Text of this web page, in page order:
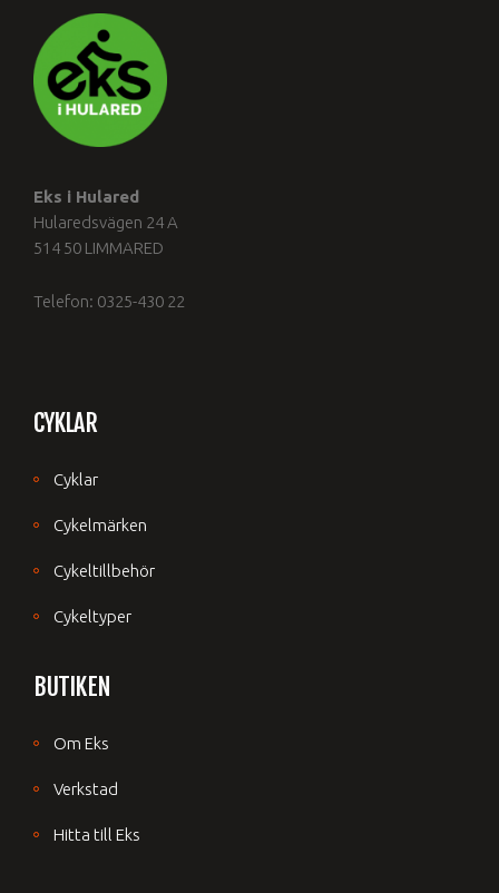
Eks i Hulared
Hularedsvägen 24 A
514 50 LIMMARED
Telefon: 0325-430 22
CYKLAR
Cyklar
Cykelmärken
Cykeltillbehör
Cykeltyper
BUTIKEN
Om Eks
Verkstad
Hitta till Eks